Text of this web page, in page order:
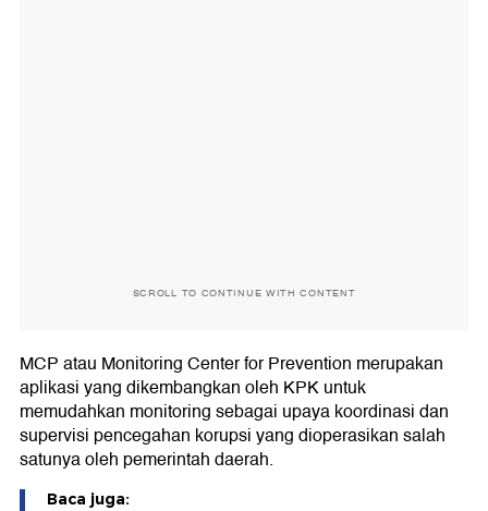
SCROLL TO CONTINUE WITH CONTENT
MCP atau Monitoring Center for Prevention merupakan
aplikasi yang dikembangkan oleh KPK untuk
memudahkan monitoring sebagai upaya koordinasi dan
supervisi pencegahan korupsi yang dioperasikan salah
satunya oleh pemerintah daerah.
Baca juga: